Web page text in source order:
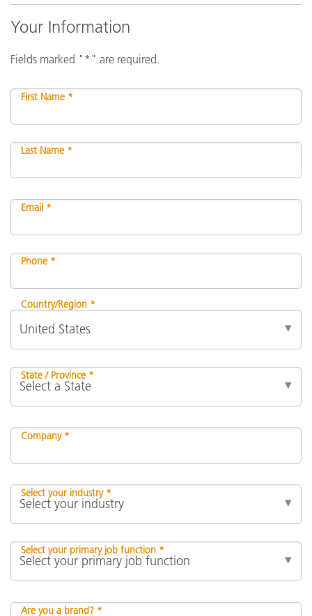
Your Information
Fields marked "*" are required.
First Name *
Last Name *
Email *
Phone *
Country/Region *
State / Province *
Company *
Select your industry *
Select your primary job function *
Are you a brand? *